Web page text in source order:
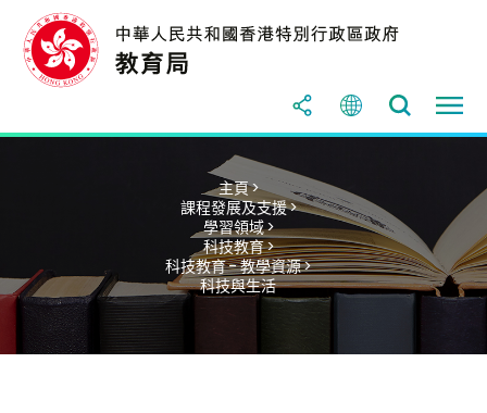
主頁 >
課程發展及支援 >
學習領域 >
科技教育 >
科技教育 - 教學資源 >
科技與生活